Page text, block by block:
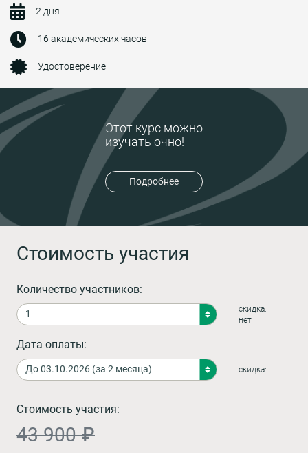
Этот курс можно
изучать очно!
Подробнее
2 дня
16 академических часов
Удостоверение
Стоимость участия
Количество участников:
скидка:
нет
Дата оплаты:
скидка:
Стоимость участия:
43 900 ₽